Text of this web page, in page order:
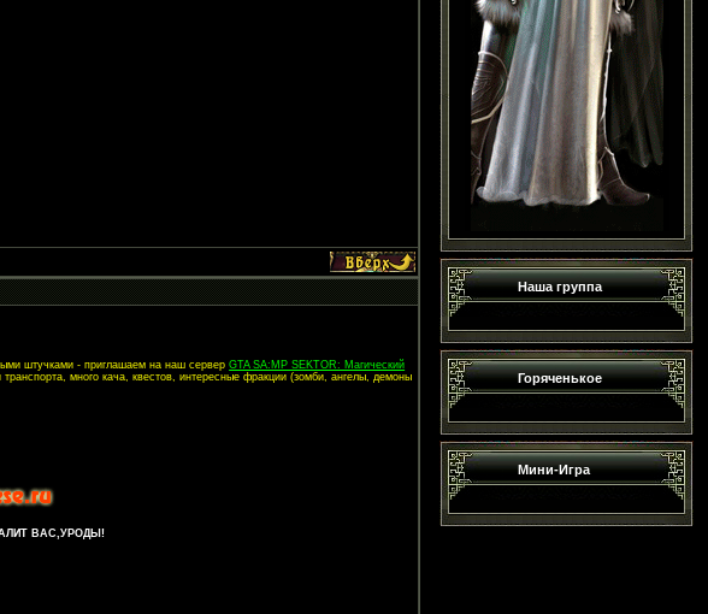
штучками - приглашаем на наш серверGTA SA:MP SEKTOR: Магический
много кача, квестов, интересные фракции (зомби, ангелы, демоны
ВАС,УРОДЫ!
Наша группа
Горяченькое
Мини-Игра